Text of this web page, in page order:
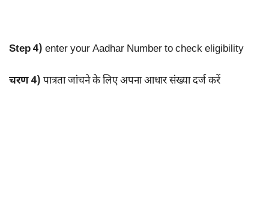
Step 4) enter your Aadhar Number to check eligibility
चरण 4) पात्रता जांचने के लिए अपना आधार संख्या दर्ज करें